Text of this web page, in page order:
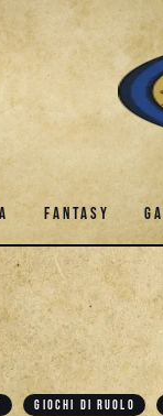
FANTASY
FANTASY
GIOCHI DI RUOLO